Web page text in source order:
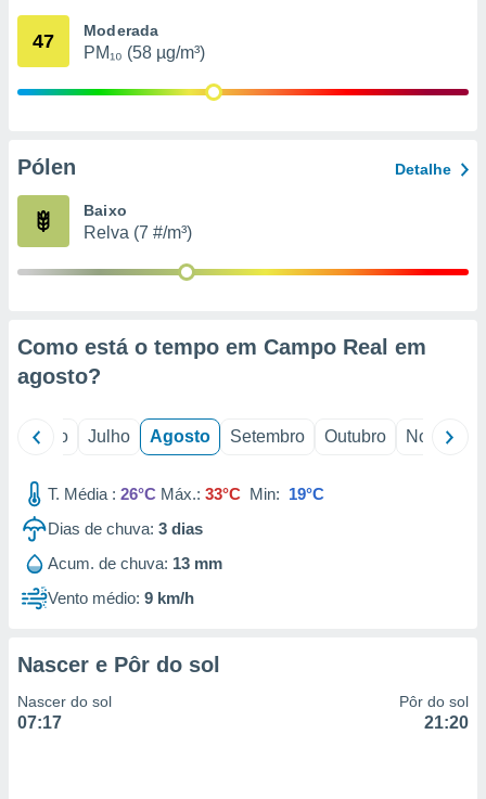
através
estudos
1199
47 Moderada
PM₁₀ (58 µg/m³)
Pólen Detalhe
Baixo
Relva (7 #/m³)
Como está o tempo em Campo Real em
agosto?
Junho Julho Agosto Setembro Outubro Novembro
T. Média : 26°C Máx.: 33°C Min: 19°C
Dias de chuva: 3 dias
Acum. de chuva: 13 mm
Vento médio: 9 km/h
Nascer e Pôr do sol
Nascer do sol
07:17
Pôr do sol
21:20